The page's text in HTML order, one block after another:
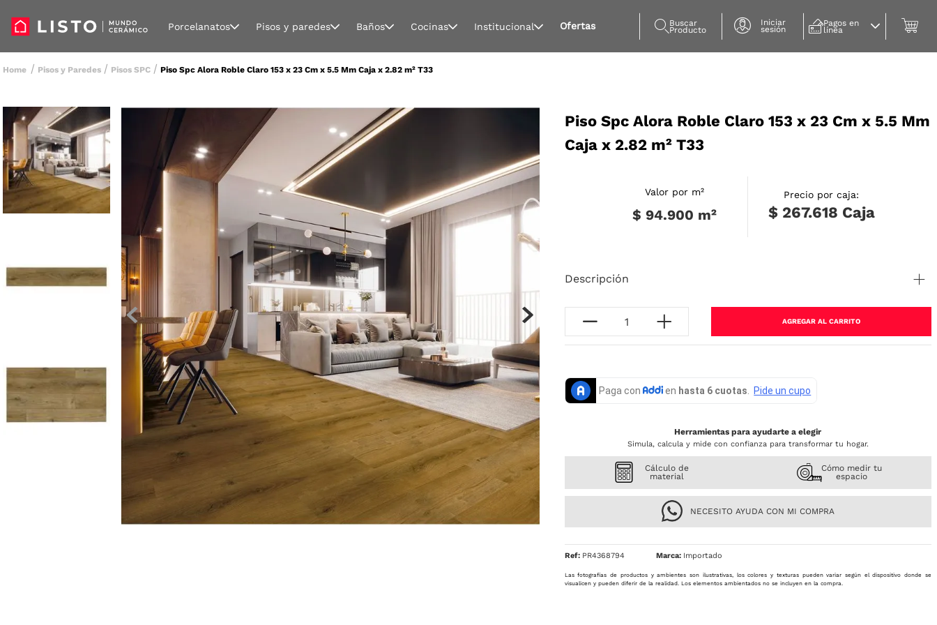
Porcelanatos Pisos y paredes Baños Cocinas Institucional Ofertas Buscar
Producto
Iniciar
sesión
Pagos en
línea
Pisos y Paredes Pisos SPC Piso Spc Alora Roble Claro 153 x 23 Cm x 5.5 Mm Caja x 2.82 m² T33
Piso Spc Alora Roble Claro 153 x 23 Cm x 5.5 Mm
Caja x 2.82 m² T33
Valor por m²
$ 94.900 m²
Precio por caja:
$ 267.618 Caja
Descripción
AGREGAR AL CARRITO
Herramientas para ayudarte a elegir
Simula, calcula y mide con confianza para transformar tu hogar.
Cálculo de
material
Cómo medir tu
espacio
NECESITO AYUDA CON MI COMPRA
Ref: PR4368794 Importado
Las fotografías de productos y ambientes son ilustrativas, los colores y texturas pueden variar según el dispositivo donde se
visualicen y pueden diferir de la realidad. Los elementos ambientados no se incluyen en la compra.